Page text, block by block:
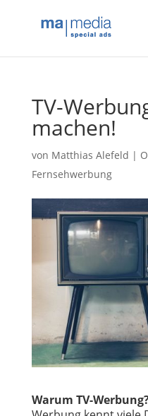
TV-
machen!
von Matthias Alefeld |
Fernsehwerbung
Warum TV-